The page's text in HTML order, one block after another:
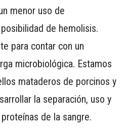
menor uso de
de hemolisis.
para contar con un
microbiológica. Estamos
mataderos de porcinos y
la separación, uso y
de la sangre.